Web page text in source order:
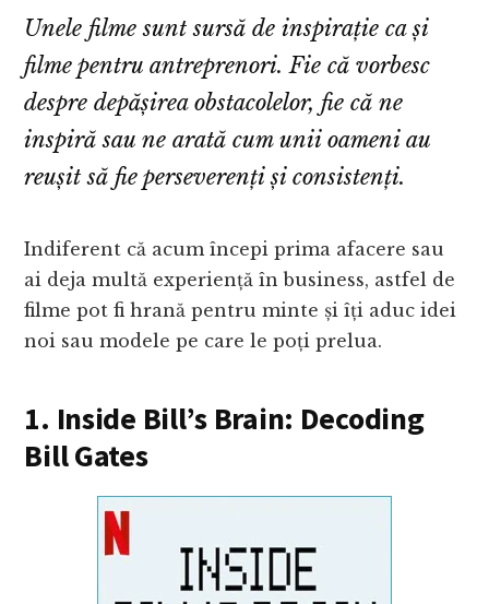
Unele filme sunt sursă de inspirație ca și
filme pentru antreprenori. Fie că vorbesc
despre depășirea obstacolelor, fie că ne
inspiră sau ne arată cum unii oameni au
reușit să fie perseverenți și consistenți.
Indiferent că acum începi prima afacere sau
ai deja multă experiență în business, astfel de
filme pot fi hrană pentru minte și îți aduc idei
noi sau modele pe care le poți prelua.
1. Inside Bill’s Brain: Decoding
Bill Gates